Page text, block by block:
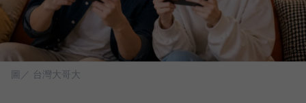
圖／ 台灣大哥大